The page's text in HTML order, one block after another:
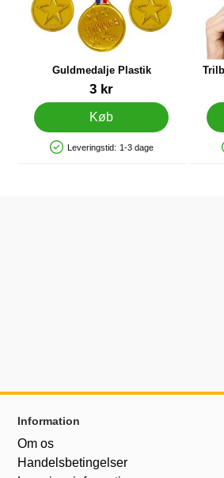
Guldmedalje Plastik
3 kr
Køb
Produkttilgængelighed: På lager
Leveringstid: 1-3 dage
Sidefodsinhold Blandet
Information
Om os
Handelsbetingelser